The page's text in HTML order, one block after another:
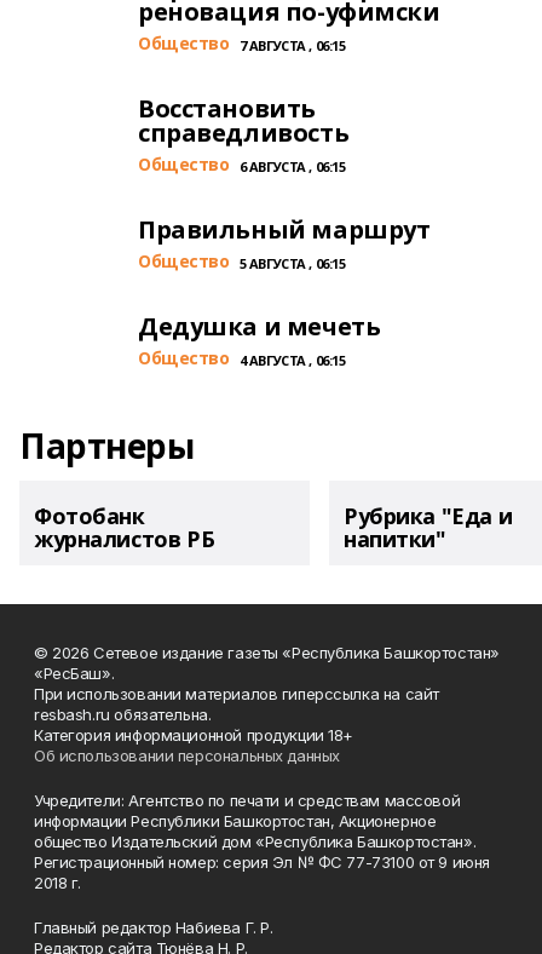
реновация по-уфимски
Общество 7 АВГУСТА , 06:15
Восстановить
справедливость
Общество 6 АВГУСТА , 06:15
Правильный маршрут
Общество 5 АВГУСТА , 06:15
Дедушка и мечеть
Общество 4 АВГУСТА , 06:15
Партнеры
Фотобанк
журналистов РБ
Рубрика "Еда и
напитки"
© 2026 Сетевое издание газеты «Республика Башкортостан»
«РесБаш».
При использовании материалов гиперссылка на сайт
resbash.ru обязательна.
Категория информационной продукции 18+
Об использовании персональных данных
Учредители: Агентство по печати и средствам массовой
информации Республики Башкортостан, Акционерное
общество Издательский дом «Республика Башкортостан».
Регистрационный номер: серия Эл № ФС 77-73100 от 9 июня
2018 г.
Главный редактор Набиева Г. Р.
Редактор сайта Тюнёва Н. Р.